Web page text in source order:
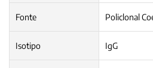
Fonte Policlonal
Isotipo IgG